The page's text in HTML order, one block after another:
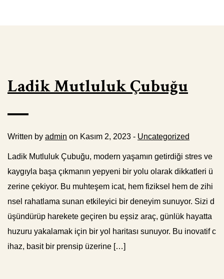
Ladik Mutluluk Çubuğu
Written by admin on Kasım 2, 2023 - Uncategorized
Ladik Mutluluk Çubuğu, modern yaşamın getirdiği stres ve
kaygıyla başa çıkmanın yepyeni bir yolu olarak dikkatleri ü
zerine çekiyor. Bu muhteşem icat, hem fiziksel hem de zihi
nsel rahatlama sunan etkileyici bir deneyim sunuyor. Sizi d
üşündürüp harekete geçiren bu eşsiz araç, günlük hayatta
huzuru yakalamak için bir yol haritası sunuyor. Bu inovatif c
ihaz, basit bir prensip üzerine […]